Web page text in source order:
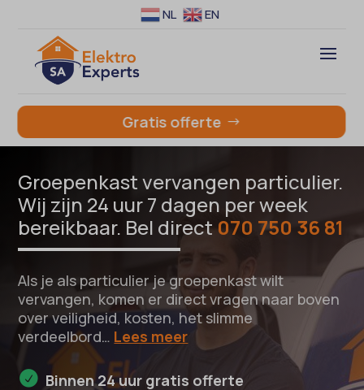
NL EN
Gratis offerte
Groepenkast vervangen particulier.
Wij zijn 24 uur 7 dagen per week
bereikbaar. Bel direct070 750 36 81
Als je als particulier je groepenkast wilt
vervangen, komen er direct vragen naar boven
over veiligheid, kosten, het slimme
verdeelbord… Lees meer
Binnen 24 uur gratis offerte